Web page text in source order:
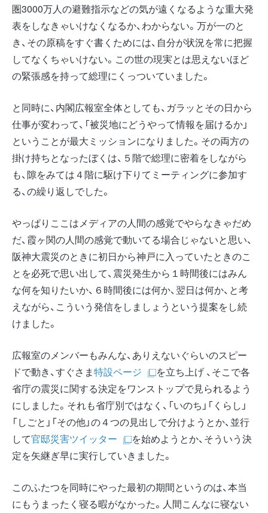
圏3000万人の避難指示などの気が遠くなるような重大発
表をしなきゃいけなくなるか、わからない。万が一のと
き、その原稿をすぐ書くためには、自分が状況を常に把握
してなくちゃいけない。この世の現実とは思えないほど
の緊張感を持って総理にくっついていました。
と同時に、内閣広報室全体としても、ガラッとその日から
仕事が変わって、「被災地にどうやって情報を届けるか」
ということが最大ミッションになりました。その両方の
掛け持ちとなったぼくは、５階で総理に密着をしながら
も、隙をみては４階に駆け下りてミーティングに参加す
る、の繰り返しでした。
やっぱりここはメディアの人間の感覚でやらなきゃだめ
だ、霞ヶ関の人間の感覚で動いてる場合じゃないと思い、
阪神大震災のときに初日から神戸に入っていたときのこ
とを必死で思い出して、震災発生から１時間後にはみん
な何を知りたいか、６時間後には何か、翌日は何か、と考
えながら、こういう発信をしましょうという提案をし続
けました。
広報室のメンバーもみんな、ありえないぐらいのスピー
ドで動き、すぐさま特設ページ
を立ち上げ 、そこで各
省庁の震災に関する決定をワンストップで見られるよう
にしました。それも省庁別ではなく、「いのち」「くらし」
「しごと」「その他」の４つの見出しで分けようとか、並行
して官邸災害ツイッター
を始めようとか、そういう決
定を矢継ぎ早に実行していきました。
このふたつを同時にやった最初の期間というのは、本当
にもうまったく寝る暇がなかった。人間こんなに寝ない